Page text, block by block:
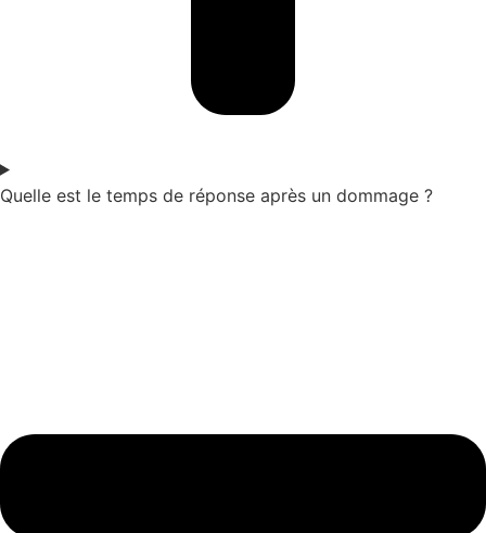
Quelle est le temps de réponse après un dommage ?